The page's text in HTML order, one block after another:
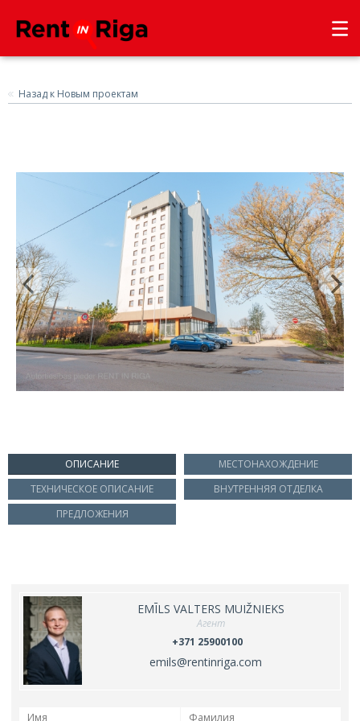
Назад к Новым проектам
ОПИСАНИЕ
МЕСТОНАХОЖДЕНИЕ
ТЕХНИЧЕСКОЕ ОПИСАНИЕ
ВНУТРЕННЯЯ ОТДЕЛКА
ПРЕДЛОЖЕНИЯ
EMĪLS VALTERS MUIŽNIEKS
Агент
+371 25900100
emils@rentinriga.com